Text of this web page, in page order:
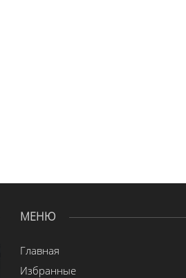
МЕНЮ
Главная
Избранные